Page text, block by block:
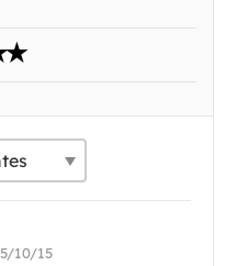
10/15